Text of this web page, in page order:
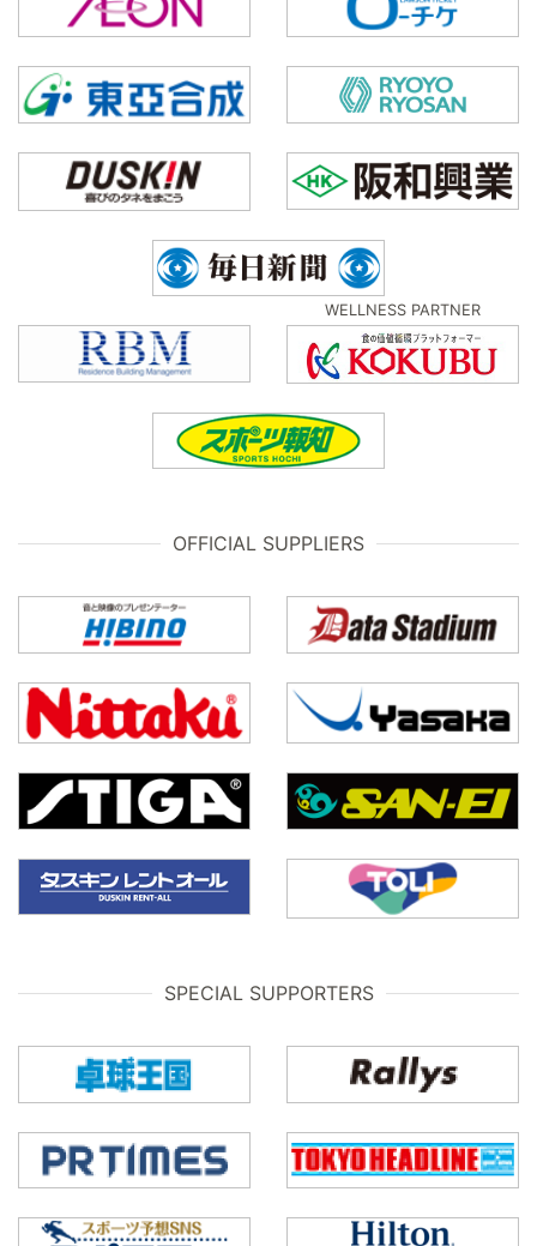
WELLNESS PARTNER
OFFICIAL SUPPLIERS
SPECIAL SUPPORTERS